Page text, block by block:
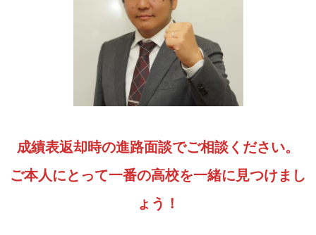
成績表返却時の進路面談でご相談ください。
ご本人にとって一番の高校を一緒に見つけまし
ょう！